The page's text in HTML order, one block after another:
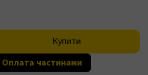
Купити
Оплата частинами